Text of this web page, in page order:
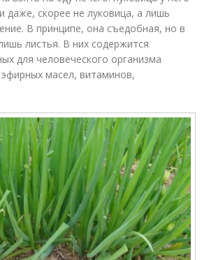
даже, скорее не луковица, а лишь
В принципе, она съедобная, но в
листья. В них содержится
для человеческого организма
масел, витаминов,